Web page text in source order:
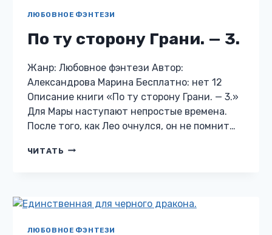
ЛЮБОВНОЕ ФЭНТЕЗИ
По ту сторону Грани. — 3.
Жанр: Любовное фэнтези Автор:
Александрова Марина Бесплатно: нет 12
Описание книги «По ту сторону Грани. — 3.»
Для Мары наступают непростые времена.
После того, как Лео очнулся, он не помнит…
ЧИТАТЬ ПО
3.
ЛЮБОВНОЕ ФЭНТЕЗИ